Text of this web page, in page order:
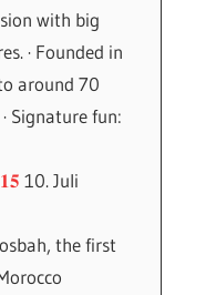
with big
· Founded in
around 70
Signature fun:
10. Juli
the first